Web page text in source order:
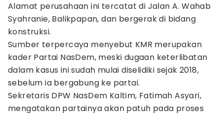
Alamat perusahaan ini tercatat di Jalan A. Wahab
Syahranie, Balikpapan, dan bergerak di bidang
konstruksi.
Sumber terpercaya menyebut KMR merupakan
kader Partai NasDem, meski dugaan keterlibatan
dalam kasus ini sudah mulai diselidiki sejak 2018,
sebelum ia bergabung ke partai.
Sekretaris DPW NasDem Kaltim, Fatimah Asyari,
mengatakan partainya akan patuh pada proses